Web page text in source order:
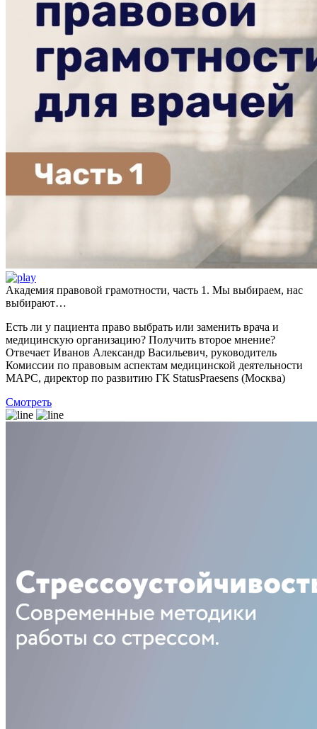
Академия правовой грамотности, часть 1. Мы выбираем, нас
выбирают…
Есть ли у пациента право выбрать или заменить врача и
медицинскую организацию? Получить второе мнение?
Отвечает Иванов Александр Васильевич, руководитель
Комиссии по правовым аспектам медицинской деятельности
МАРС, директор по развитию ГК StatusPraesens (Москва)
Смотреть